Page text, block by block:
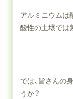
アルミニウムは
酸性の土壌では
では、皆さんの
うか？